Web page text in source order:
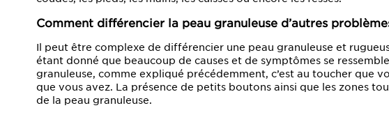
Comment différencier la peau granuleuse d’autres
Il peut être complexe de différencier une peau granuleuse et
étant donné que beaucoup de causes et de symptômes se
granuleuse, comme expliqué précédemment, c’est au toucher que
que vous avez. La présence de petits boutons ainsi que les zones
de la peau granuleuse.